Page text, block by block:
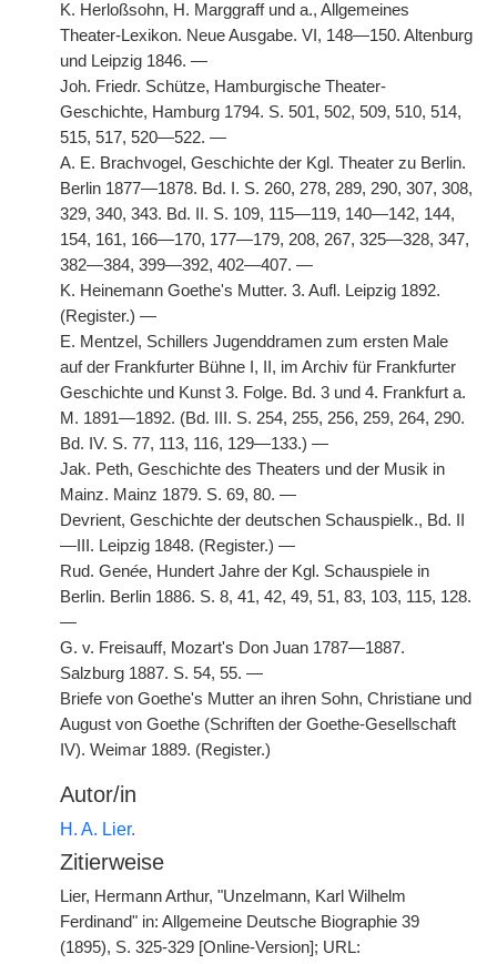
K. Herloßsohn, H. Marggraff und a., Allgemeines
Theater-Lexikon. Neue Ausgabe. VI, 148—150. Altenburg
und Leipzig 1846. —
Joh. Friedr. Schütze, Hamburgische Theater-
Geschichte, Hamburg 1794. S. 501, 502, 509, 510, 514,
515, 517, 520—522. —
A. E. Brachvogel, Geschichte der Kgl. Theater zu Berlin.
Berlin 1877—1878. Bd. I. S. 260, 278, 289, 290, 307, 308,
329, 340, 343. Bd. II. S. 109, 115—119, 140—142, 144,
154, 161, 166—170, 177—179, 208, 267, 325—328, 347,
382—384, 399—392, 402—407. —
K. Heinemann Goethe's Mutter. 3. Aufl. Leipzig 1892.
(Register.) —
E. Mentzel, Schillers Jugenddramen zum ersten Male
auf der Frankfurter Bühne I, II, im Archiv für Frankfurter
Geschichte und Kunst 3. Folge. Bd. 3 und 4. Frankfurt a.
M. 1891—1892. (Bd. III. S. 254, 255, 256, 259, 264, 290.
Bd. IV. S. 77, 113, 116, 129—133.) —
Jak. Peth, Geschichte des Theaters und der Musik in
Mainz. Mainz 1879. S. 69, 80. —
Devrient, Geschichte der deutschen Schauspielk., Bd. II
—III. Leipzig 1848. (Register.) —
Rud. Genée, Hundert Jahre der Kgl. Schauspiele in
Berlin. Berlin 1886. S. 8, 41, 42, 49, 51, 83, 103, 115, 128.
—
G. v. Freisauff, Mozart's Don Juan 1787—1887.
Salzburg 1887. S. 54, 55. —
Briefe von Goethe's Mutter an ihren Sohn, Christiane und
August von Goethe (Schriften der Goethe-Gesellschaft
IV). Weimar 1889. (Register.)
Autor/in
H. A. Lier.
Zitierweise
Lier, Hermann Arthur, "Unzelmann, Karl Wilhelm
Ferdinand" in: Allgemeine Deutsche Biographie 39
(1895), S. 325-329 [Online-Version]; URL: